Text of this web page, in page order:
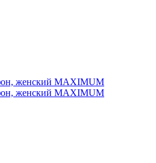
женский MAXIMUM
женский MAXIMUM